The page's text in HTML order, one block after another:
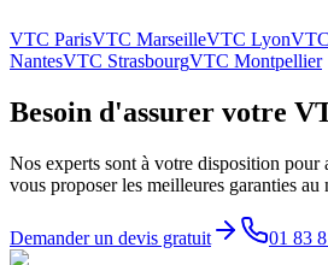
VTC ParisVTC MarseilleVTC LyonVTC
NantesVTC StrasbourgVTC Montpellier
Besoin d'assurer votre
Nos experts sont à votre disposition pour
vous proposer les meilleures garanties
Demander un devis gratuit 01 83